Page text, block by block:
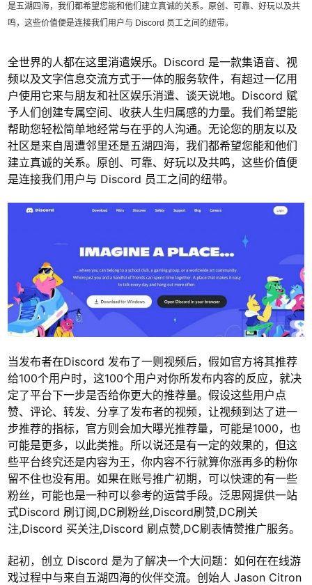
是五湖四海，我们都希望您能和他们建立真诚的关系。原创、可靠、好玩以及共
鸣，这些价值便是连接我们用户与 Discord 员工之间的纽带。
全世界的人都在这里消遣娱乐。Discord 是一款集语音、视
频以及文字信息交流方式于一体的服务软件，有超过一亿用
户使用它来与朋友和社区娱乐消遣、谈天说地。Discord 赋
予人们创建专属空间、收获人生归属感的力量。我们希望能
帮助您轻松简单地经常与在乎的人沟通。无论您的朋友以及
社区是来自周遭邻里还是五湖四海，我们都希望您能和他们
建立真诚的关系。原创、可靠、好玩以及共鸣，这些价值便
是连接我们用户与 Discord 员工之间的纽带。
当发布者在Discord 发布了一则视频后，假如官方将其推荐
给100个用户时，这100个用户对你所发布内容的反应，就决
定了平台下一步是否给你更大的推荐量。假设这些用户点
赞、评论、转发、分享了发布者的视频，让视频到达了进一
步推荐的指标，官方则会加大曝光推荐量，可能是1000，也
可能是更多，以此类推。所以说还是有一定的效果的，但这
些平台终究还是内容为王，你内容不行就算你涨再多的粉你
留不住也没有用。如果在账号推广初期，可以快速的有一些
粉丝，可能也是一种可以参考的运营手段。泛思网提供一站
式Discord 刷订阅,DC刷粉丝,Discord刷赞,DC刷关
注,Discord 买关注,Discord 刷点赞,DC刷表情赞推广服务。
起初，创立 Discord 是为了解决一个大问题：如何在在线游
戏过程中与来自五湖四海的伙伴交流。创始人 Jason Citron